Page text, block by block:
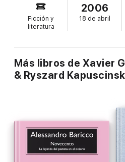
¿Cómo moverse entre la
condicionamientos del poder? El
A. Semplici con el escritor acerca
llevaron a la emancipación de
Ficción y
literatura
2006
18 de abril
Más libros de Xavier
& Ryszard